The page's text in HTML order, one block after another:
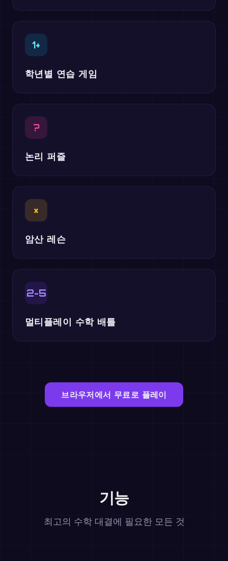
1+
학년별 연습 게임
?
논리 퍼즐
×
암산 레슨
2-5
멀티플레이 수학 배틀
브라우저에서 무료로 플레이
기능
최고의 수학 대결에 필요한 모든 것